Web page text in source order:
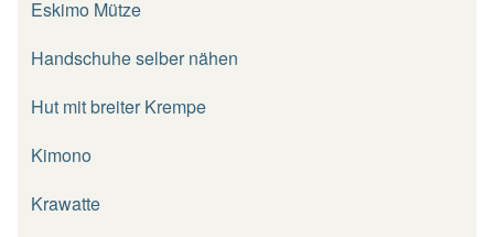
Eskimo Mütze
Handschuhe selber nähen
Hut mit breiter Krempe
Kimono
Krawatte